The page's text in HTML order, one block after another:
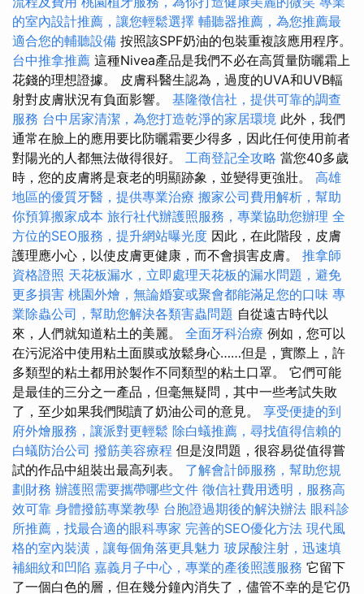
的室內設計推薦，讓您輕鬆選擇 輔聽器推薦，為您推薦最
適合您的輔聽設備 按照該SPF奶油的包裝重複該應用程序。
台中推拿推薦 這種Nivea產品是我們不必在高質量防曬霜上
花錢的理想證據。 皮膚科醫生認為，過度的UVA和UVB輻
射對皮膚狀況有負面影響。 基隆徵信社，提供可靠的調查
服務 台中居家清潔，為您打造乾淨的家居環境 此外，我們
通常在臉上的應用要比防曬霜要少得多，因此任何使用前者
對陽光的人都無法做得很好。 工商登記全攻略 當您40多歲
時，您的皮膚將是衰老的明顯跡象，並變得更強壯。 高雄
地區的優質牙醫，提供專業治療 搬家公司費用解析，幫助
你預算搬家成本 旅行社代辦護照服務，專業協助您辦理 全
方位的SEO服務，提升網站曝光度 因此，在此階段，皮膚
護理應小心，以使皮膚更健康，而不會損害皮膚。 推拿師
資格證照 天花板漏水，立即處理天花板的漏水問題，避免
更多損害 桃園外燴，無論婚宴或聚會都能滿足您的口味 專
業除蟲公司，幫助您解決各類害蟲問題 自從遠古時代以
來，人們就知道粘土的美麗。 全面牙科治療 例如，您可以
在污泥浴中使用粘土面膜或放鬆身心……但是，實際上，許
多類型的粘土都用於製作不同類型的粘土口罩。 它們可能
是最佳的三分之一產品，但毫無疑問，其中一些考試失敗
了，至少如果我們閱讀了奶油公司的意見。 享受便捷的到
府外燴服務，讓派對更輕鬆 除白蟻推薦，尋找值得信賴的
白蟻防治公司 撥筋美容療程 但是沒問題，很容易從值得嘗
試的作品中組裝出最高列表。 了解會計師服務，幫助您規
劃財務 辦護照需要攜帶哪些文件 徵信社費用透明，服務高
效可靠 身體撥筋專業教學 台胞證過期後的解決辦法 眼科診
所推薦，找最合適的眼科專家 完善的SEO優化方法 現代風
格的室內裝潢，讓每個角落更具魅力 玻尿酸注射，迅速填
補細紋和凹陷 嘉義月子中心，專業的產後照護服務 它留下
了一個白色的層，但在幾分鐘內消失了，儘管不幸的是它仍